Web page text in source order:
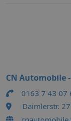
CN Automobile
0163 7 43 07
Daimlerstr.